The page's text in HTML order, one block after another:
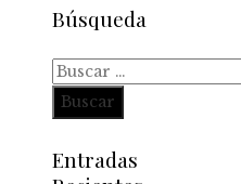
Búsqueda
Buscar:
Entradas